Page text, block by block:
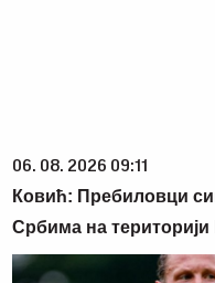
06. 08. 2026 09:11
Ковић: Пребиловци
Србима на